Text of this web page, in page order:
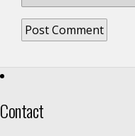
Contact